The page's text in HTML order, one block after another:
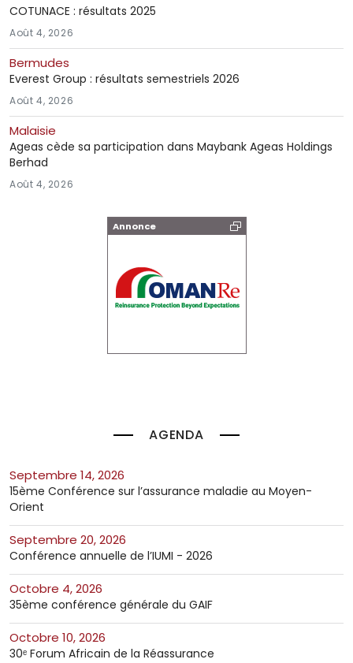
Annonce
AGENDA
septembre 14, 2026
15ème Conférence sur l’assurance maladie au Moyen-
Orient
septembre 20, 2026
Conférence annuelle de l’IUMI - 2026
octobre 4, 2026
35ème conférence générale du GAIF
octobre 10, 2026
30ᵉ Forum Africain de la Réassurance
COTUNACE : résultats 2025
Août 4, 2026
Bermudes
Everest Group : résultats semestriels 2026
Août 4, 2026
Malaisie
Ageas cède sa participation dans Maybank Ageas Holdings
Berhad
Août 4, 2026